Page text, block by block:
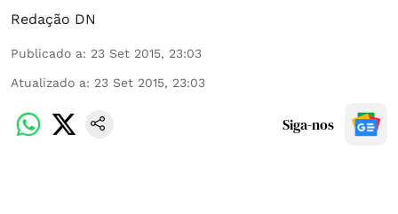
Redação DN
Publicado a: 23 Set 2015, 23:03
Atualizado a: 23 Set 2015, 23:03
Siga-nos